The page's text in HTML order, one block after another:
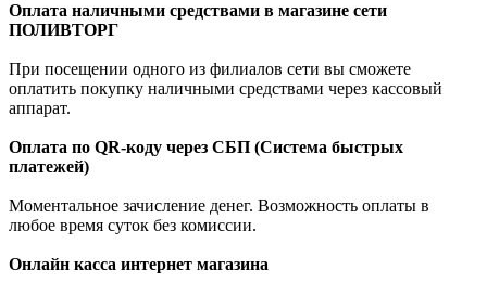
Оплата наличными средствами в магазине сети
ПОЛИВТОРГ
При посещении одного из филиалов сети вы сможете
оплатить покупку наличными средствами через кассовый
аппарат.
Оплата по QR-коду через СБП (Система быстрых
платежей)
Моментальное зачисление денег. Возможность оплаты в
любое время суток без комиссии.
Онлайн касса интернет магазина